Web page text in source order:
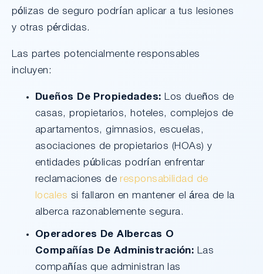
pólizas de seguro podrían aplicar a tus lesiones
y otras pérdidas.
Las partes potencialmente responsables
incluyen:
Dueños De Propiedades:
Los dueños de
casas, propietarios, hoteles, complejos de
apartamentos, gimnasios, escuelas,
asociaciones de propietarios (HOAs) y
entidades públicas podrían enfrentar
reclamaciones de responsabilidad de
locales si fallaron en mantener el área de la
alberca razonablemente segura.
Operadores De Albercas O
Compañías De Administración:
Las
compañías que administran las